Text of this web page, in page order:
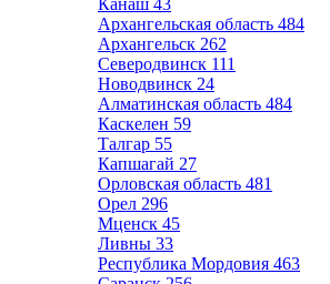
Канаш 43
Архангельская область 484
Архангельск 262
Северодвинск 111
Новодвинск 24
Алматинская область 484
Каскелен 59
Талгар 55
Капшагай 27
Орловская область 481
Орел 296
Мценск 45
Ливны 33
Республика Мордовия 463